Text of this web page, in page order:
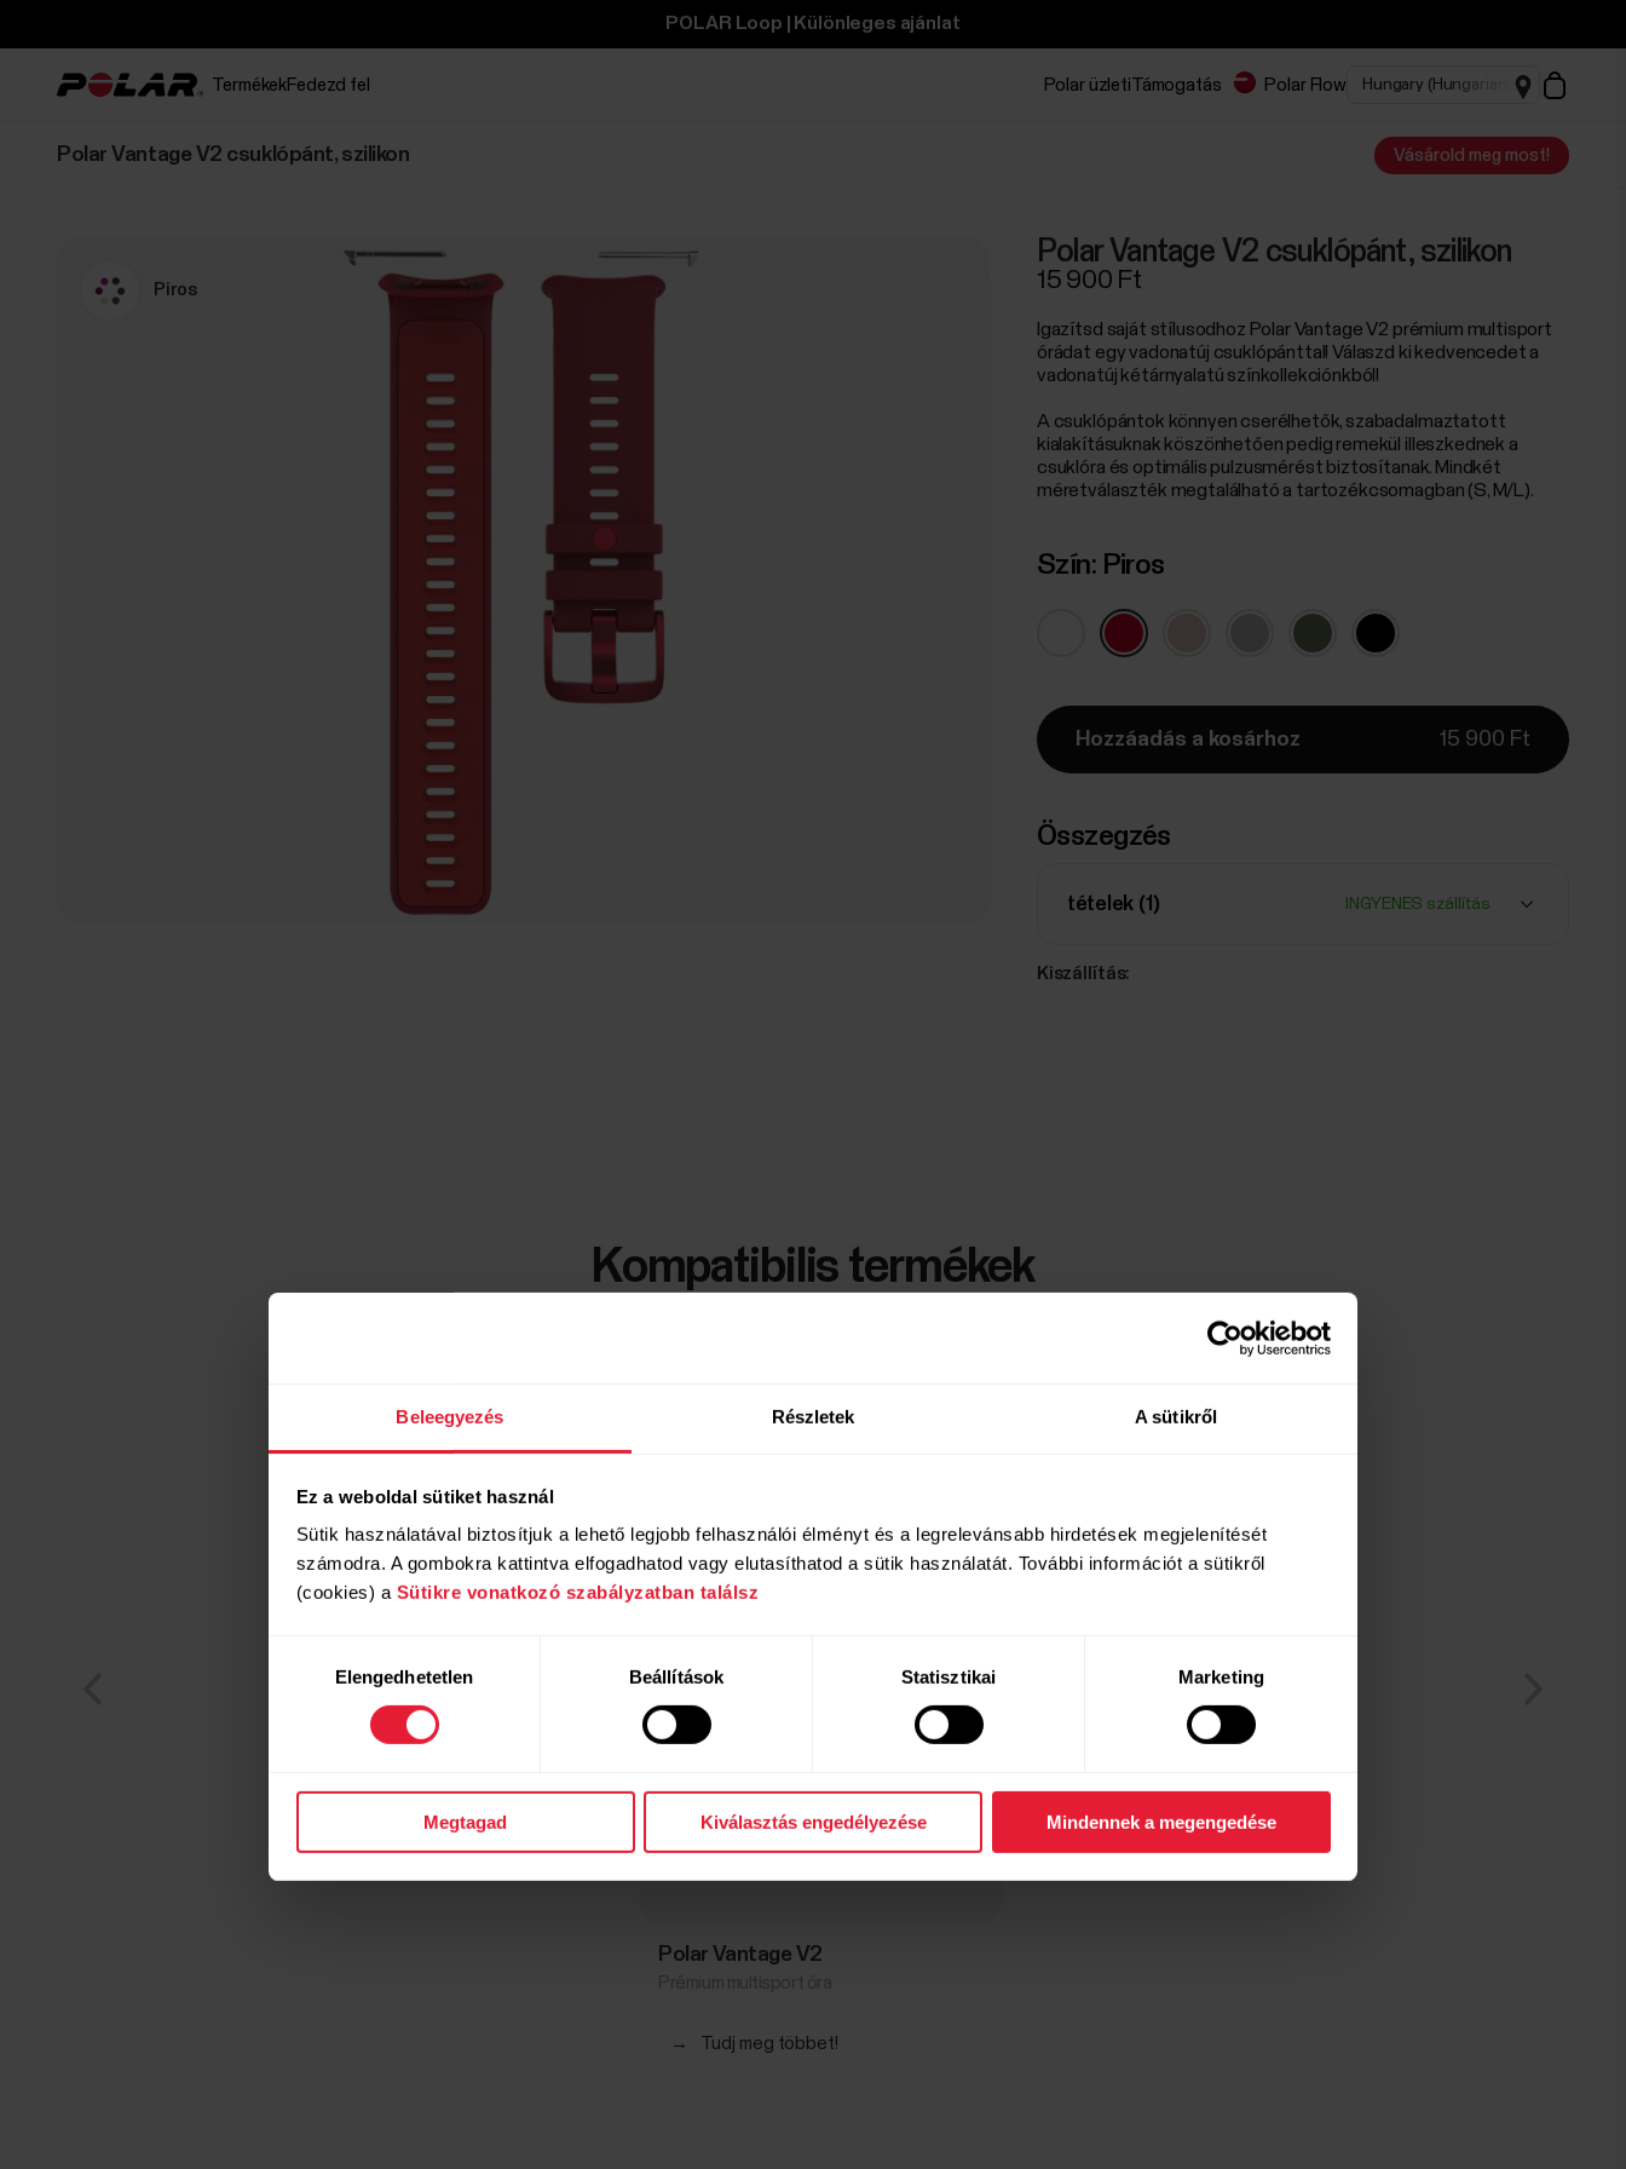
Beleegyezés Részletek A sütikről
Ez a weboldal sütiket használ
Sütik használatával biztosítjuk a lehető legjobb felhasználói élményt és a legrelevánsabb hirdetések megjelenítését
számodra. A gombokra kattintva elfogadhatod vagy elutasíthatod a sütik használatát. További információt a sütikről
(cookies) a Sütikre vonatkozó szabályzatban találsz
kiválasztásaElengedhetetlen Beállítások Statisztikai Marketing
Megtagad Kiválasztás engedélyezése Mindennek a megengedése
POLAR Loop | Különleges ajánlat
TermékekFedezd fel Polar üzletiTámogatás Polar Flow
Polar Vantage V2 csuklópánt, szilikon Vásárold meg most!
Piros
Polar Vantage V2 csuklópánt, szilikon
15 900 Ft
Igazítsd saját stílusodhoz Polar Vantage V2 prémium multisport
órádat egy vadonatúj csuklópánttal! Válaszd ki kedvencedet a
vadonatúj kétárnyalatú színkollekciónkból!
A csuklópántok könnyen cserélhetők, szabadalmaztatott
kialakításuknak köszönhetően pedig remekül illeszkednek a
csuklóra és optimális pulzusmérést biztosítanak. Mindkét
méretválaszték megtalálható a tartozékcsomagban (S, M/L).
Szín: Piros
Hozzáadás a kosárhoz 15 900 Ft
Összegzés
tételek (1 ) INGYENES szállítás
Kiszállítás:
Kompatibilis termékek
Polar Vantage V2
→ Tudj meg többet!